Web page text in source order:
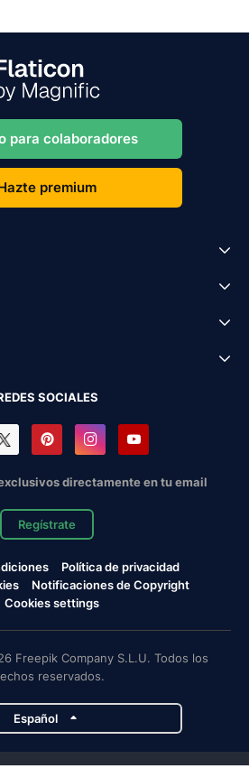
para colaboradores
premium
SOCIALES
directamente en tu email
Regístrate
Política de privacidad
Notificaciones de Copyright
Cookies settings
Freepik Company S.L.U. Todos los
reservados.
Español